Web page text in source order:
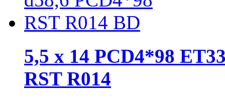
5,5 x 14 PCD4*98
RST R014